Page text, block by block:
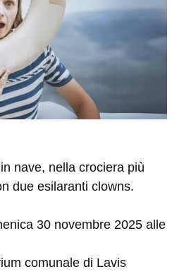
nave, nella crociera più
due esilaranti clowns.
30 novembre 2025 alle
comunale di Lavis